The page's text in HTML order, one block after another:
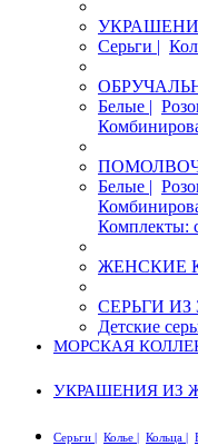
Серьги |
Белые |
Белые |
Комплекты:
ЖЕНСКИЕ
СЕРЬГИ ИЗ
Детские
МОРСКАЯ
УКРАШЕНИЯ ИЗ
Серьги | Колье | Кольца |